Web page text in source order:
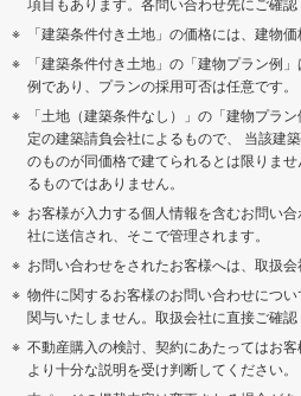
「建築条件付き土地」の価格には、建物価
「建築条件付き土地」の「建物プラン例
例であり、プランの採用可否は任意です。
「土地（建築条件なし）」の「建物プラ
定の建築請負会社によるもので、 当該建
のものが同価格で建てられるとは限りま
るものではありません。
お客様が入力する個人情報を含むお問い
社に送信され、そこで管理されます。
お問い合わせをされたお客様へは、取扱会
物件に関するお客様のお問い合わせにつ
関与いたしません。取扱会社に直接ご確認
不動産購入の検討、契約にあたってはお
より十分な説明を受け判断してください。